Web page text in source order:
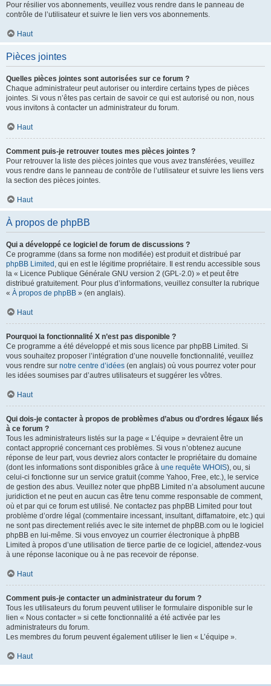
Pour résilier vos abonnements, veuillez vous rendre dans le panneau de
contrôle de l’utilisateur et suivre le lien vers vos abonnements.
Haut
Pièces jointes
Quelles pièces jointes sont autorisées sur ce forum ?
Chaque administrateur peut autoriser ou interdire certains types de pièces
jointes. Si vous n’êtes pas certain de savoir ce qui est autorisé ou non, nous
vous invitons à contacter un administrateur du forum.
Haut
Comment puis-je retrouver toutes mes pièces jointes ?
Pour retrouver la liste des pièces jointes que vous avez transférées, veuillez
vous rendre dans le panneau de contrôle de l’utilisateur et suivre les liens vers
la section des pièces jointes.
Haut
À propos de phpBB
Qui a développé ce logiciel de forum de discussions ?
Ce programme (dans sa forme non modifiée) est produit et distribué par
phpBB Limited , qui en est le légitime propriétaire. Il est rendu accessible sous
la « Licence Publique Générale GNU version 2 (GPL-2.0) » et peut être
distribué gratuitement. Pour plus d’informations, veuillez consulter la rubrique
« À propos de phpBB » (en anglais).
Haut
Pourquoi la fonctionnalité X n’est pas disponible ?
Ce programme a été développé et mis sous licence par phpBB Limited. Si
vous souhaitez proposer l’intégration d’une nouvelle fonctionnalité, veuillez
vous rendre sur notre centre d’idées (en anglais) où vous pourrez voter pour
les idées soumises par d’autres utilisateurs et suggérer les vôtres.
Haut
Qui dois-je contacter à propos de problèmes d’abus ou d’ordres légaux liés
à ce forum ?
Tous les administrateurs listés sur la page « L’équipe » devraient être un
contact approprié concernant ces problèmes. Si vous n’obtenez aucune
réponse de leur part, vous devriez alors contacter le propriétaire du domaine
(dont les informations sont disponibles grâce à une requête WHOIS), ou, si
celui-ci fonctionne sur un service gratuit (comme Yahoo, Free, etc.), le service
de gestion des abus. Veuillez noter que phpBB Limited n’a absolument aucune
juridiction et ne peut en aucun cas être tenu comme responsable de comment,
où et par qui ce forum est utilisé. Ne contactez pas phpBB Limited pour tout
problème d’ordre légal (commentaire incessant, insultant, diffamatoire, etc.) qui
ne sont pas directement reliés avec le site internet de phpBB.com ou le logiciel
phpBB en lui-même. Si vous envoyez un courrier électronique à phpBB
Limited à propos d’une utilisation de tierce partie de ce logiciel, attendez-vous
à une réponse laconique ou à ne pas recevoir de réponse.
Haut
Comment puis-je contacter un administrateur du forum ?
Tous les utilisateurs du forum peuvent utiliser le formulaire disponible sur le
lien « Nous contacter » si cette fonctionnalité a été activée par les
administrateurs du forum.
Les membres du forum peuvent également utiliser le lien « L’équipe ».
Haut